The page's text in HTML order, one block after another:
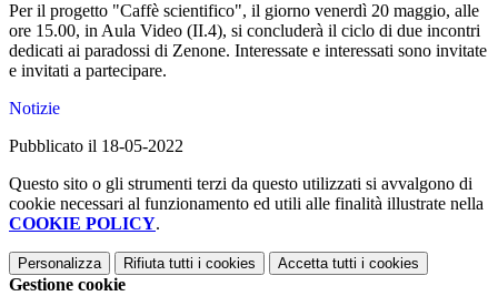
Per il progetto "Caffè scientifico", il giorno venerdì 20 maggio, alle
ore 15.00, in Aula Video (II.4), si concluderà il ciclo di due incontri
dedicati ai paradossi di Zenone. Interessate e interessati sono invitate
e invitati a partecipare.
Notizie
Pubblicato il 18-05-2022
Questo sito o gli strumenti terzi da questo utilizzati si avvalgono di
cookie necessari al funzionamento ed utili alle finalità illustrate nella
COOKIE POLICY.
Personalizza Rifiuta tutti i cookies Accetta tutti i cookies
Gestione cookie